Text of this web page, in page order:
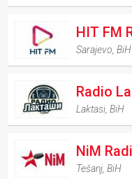
HIT FM
Sarajevo ,BiH
Radio
Laktasi ,BiH
NiM
Tešanj ,BiH